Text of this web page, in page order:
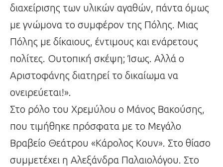
διαχείρισης των υλικών αγαθών, πάντα όμως
με γνώμονα το συμφέρον της Πόλης. Μιας
Πόλης με δίκαιους, έντιμους και ενάρετους
πολίτες. Ουτοπική σκέψη; Ίσως. Αλλά ο
Αριστοφάνης διατηρεί το δικαίωμα να
ονειρεύεται!».
Στο ρόλο του Χρεμύλου ο Μάνος Βακούσης,
που τιμήθηκε πρόσφατα με το Μεγάλο
Βραβείο Θεάτρου «Κάρολος Κουν». Στο θίασο
συμμετέχει η Αλεξάνδρα Παλαιολόγου. Στο